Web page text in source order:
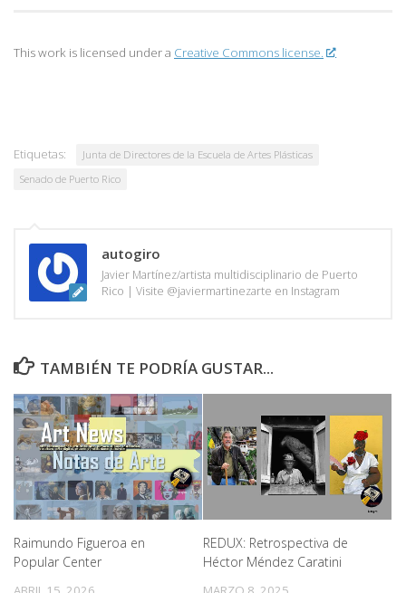
This work is licensed under a Creative Commons license.
Etiquetas:
Junta de Directores de la Escuela de Artes Plásticas
Senado de Puerto Rico
autogiro
Javier Martínez/artista multidisciplinario de Puerto
Rico | Visite @javiermartinezarte en Instagram
TAMBIÉN TE PODRÍA GUSTAR...
Raimundo Figueroa en
Popular Center
REDUX: Retrospectiva de
Héctor Méndez Caratini